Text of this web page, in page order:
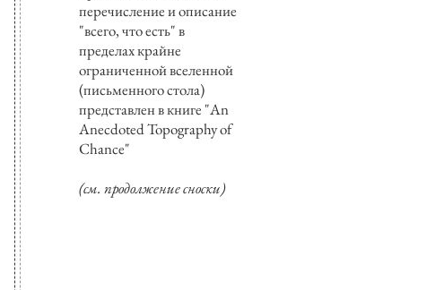
перечисление и описание
"всего, что есть" в
пределах крайне
ограниченной вселенной
(письменного стола)
представлен в книге "An
Anecdoted Topography of
Chance"
(см. продолжение сноски)